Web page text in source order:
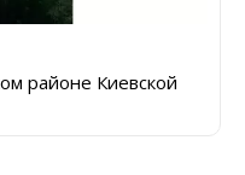
районе Киевской